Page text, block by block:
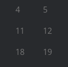
4
5
11
12
18
19